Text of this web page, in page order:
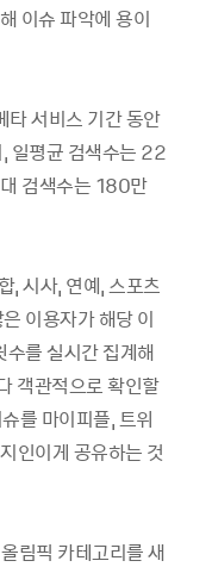
이슈 파악에 용이
타 서비스 기간 동안
일평균 검색수는 22
검색수는 180만
, 시사, 연예, 스포츠
이용자가 해당 이
를 실시간 집계해
객관적으로 확인할
를 마이피플, 트위
인이게 공유하는 것
림픽 카테고리를 새